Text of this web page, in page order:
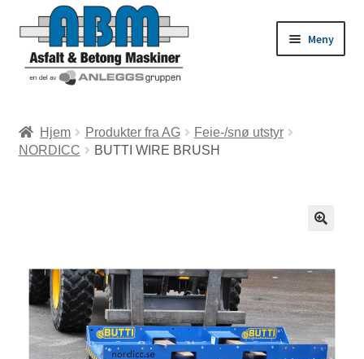
Meny
Hjem Produkter fra AG
Feie-/snø utstyr
NORDICC
BUTTI WIRE BRUSH